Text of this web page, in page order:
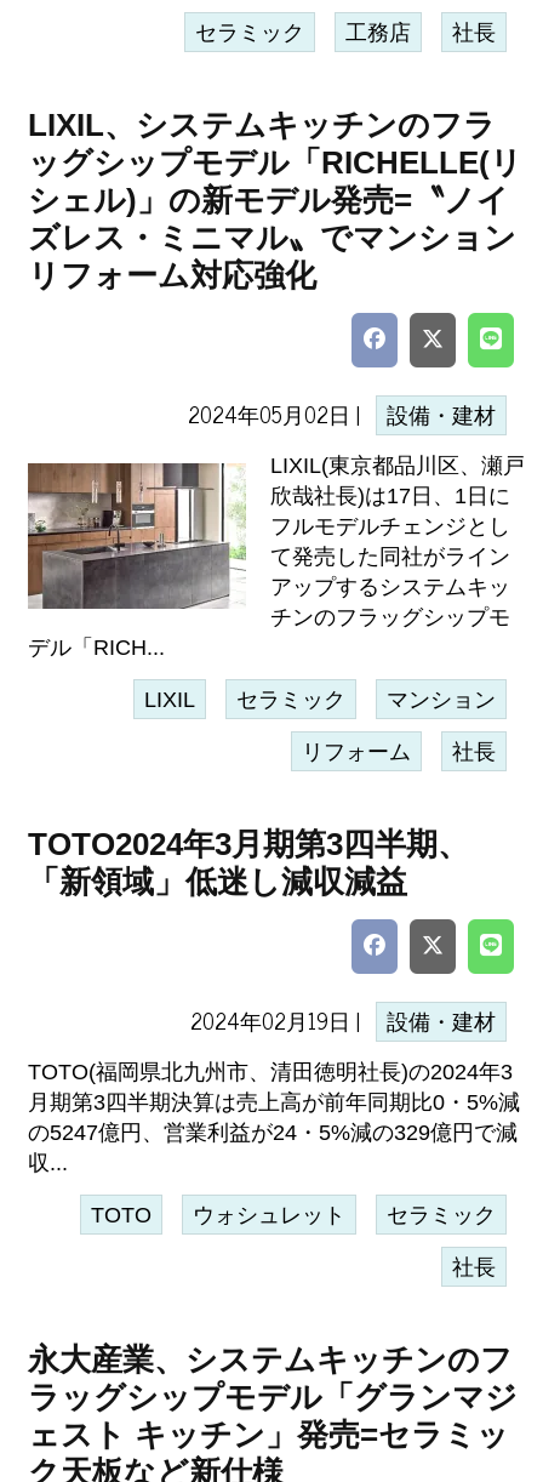
セラミック 工務店 社長
LIXIL、システムキッチンのフラ
ッグシップモデル「RICHELLE(リ
シェル)」の新モデル発売=〝ノイ
ズレス・ミニマル〟でマンション
リフォーム対応強化
2024年05月02日 | 設備・建材
LIXIL(東京都品川区、瀬戸
欣哉社長)は17日、1日に
フルモデルチェンジとし
て発売した同社がライン
アップするシステムキッ
チンのフラッグシップモ
デル「RICH...
LIXIL セラミック マンション
リフォーム 社長
TOTO2024年3月期第3四半期、
「新領域」低迷し減収減益
2024年02月19日 | 設備・建材
TOTO(福岡県北九州市、清田徳明社長)の2024年3
月期第3四半期決算は売上高が前年同期比0・5%減
の5247億円、営業利益が24・5%減の329億円で減
収...
TOTO ウォシュレット セラミック
社長
永大産業、システムキッチンのフ
ラッグシップモデル「グランマジ
ェスト キッチン」発売=セラミッ
ク天板など新仕様